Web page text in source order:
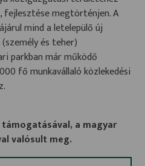
megtörténjen. A
mind a letelepülő új
és teher)
parkban már működő
fő munkavállaló közlekedési
a magyar
valósult meg.